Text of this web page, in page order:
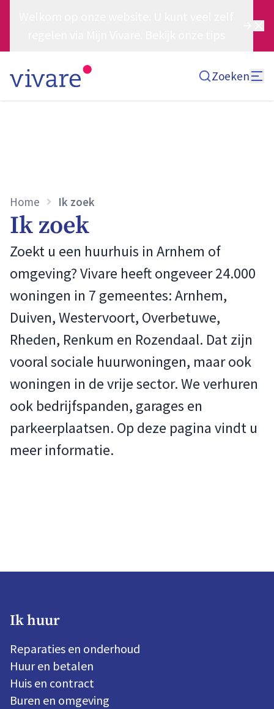
Zoeken
Home Ik zoek
Ik zoek
Zoekt u een huurhuis in Arnhem of
omgeving? Vivare heeft ongeveer 24.000
woningen in 7 gemeentes: Arnhem,
Duiven, Westervoort, Overbetuwe,
Rheden, Renkum en Rozendaal. Dat zijn
vooral sociale huurwoningen, maar ook
woningen in de vrije sector. We verhuren
ook bedrijfspanden, garages en
parkeerplaatsen. Op deze pagina vindt u
meer informatie.
Ik huur
Reparaties en onderhoud
Huur en betalen
Huis en contract
Buren en omgeving